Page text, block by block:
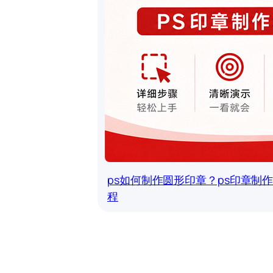
ps如何制作圆形印章？ps印章制
程